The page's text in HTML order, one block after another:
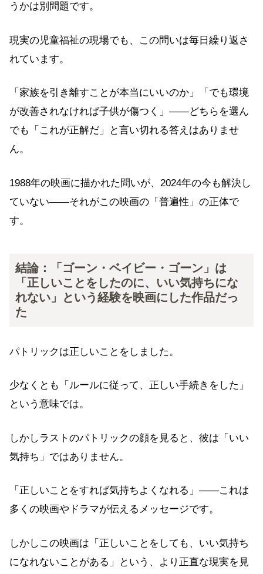
うかは別問題です。
現実の児童福祉の現場でも、この問いは毎日繰り返さ
れています。
「家族を引き離すことが本当にいいのか」「でも環境
が改善されなければ子供が傷つく」——どちらを選ん
でも「これが正解だ」と言い切れる答えはありませ
ん。
1988年の映画に描かれた問いが、2024年の今も解決し
ていない——それがこの映画の「普遍性」の正体で
す。
結論：「ゴーン・ベイビー・ゴーン」は
「正しいことをしたのに、いい気持ちにな
れない」という経験を映画にした作品だっ
た
パトリックは正しいことをしました。
少なくとも「ルールに従って、正しい手続きをした」
という意味では。
しかしラストのパトリックの顔を見ると、彼は「いい
気持ち」ではありません。
「正しいことをすれば気持ちよくなれる」——これは
多くの映画やドラマが伝えるメッセージです。
しかしこの映画は「正しいことをしても、いい気持ち
になれないことがある」という、より正直な現実を見